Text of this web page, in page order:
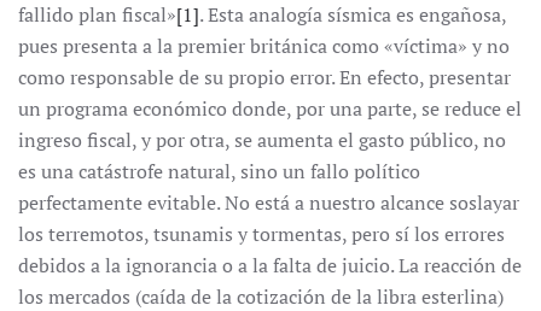
fallido plan fiscal»[1]. Esta analogía sísmica es engañosa,
pues presenta a la premier británica como «víctima» y no
como responsable de su propio error. En efecto, presentar
un programa económico donde, por una parte, se reduce el
ingreso fiscal, y por otra, se aumenta el gasto público, no
es una catástrofe natural, sino un fallo político
perfectamente evitable. No está a nuestro alcance soslayar
los terremotos, tsunamis y tormentas, pero sí los errores
debidos a la ignorancia o a la falta de juicio. La reacción de
los mercados (caída de la cotización de la libra esterlina)